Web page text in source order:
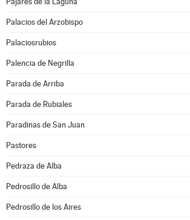
Palacios del Arzobispo
Palaciosrubios
Palencia de Negrilla
Parada de Arriba
Parada de Rubiales
Paradinas de San Juan
Pastores
Pedraza de Alba
Pedrosillo de Alba
Pedrosillo de los Aires